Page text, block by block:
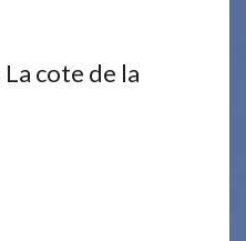
La cote de la